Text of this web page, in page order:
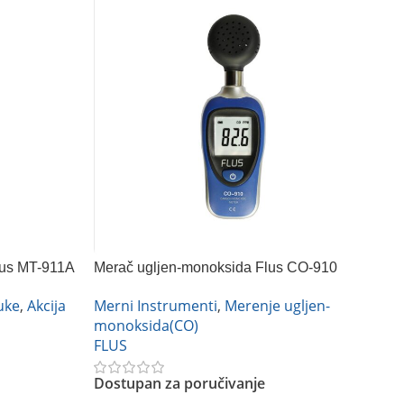
MT-911A
, Akcija
Merač ugljen-monoksida Flus CO-910
Merni Instrumenti, Merenje ugljen-
monoksida(CO)
FLUS
Dostupan za poručivanje